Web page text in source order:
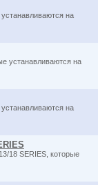
на
устанавливаются на
на
18 SERIES, которые